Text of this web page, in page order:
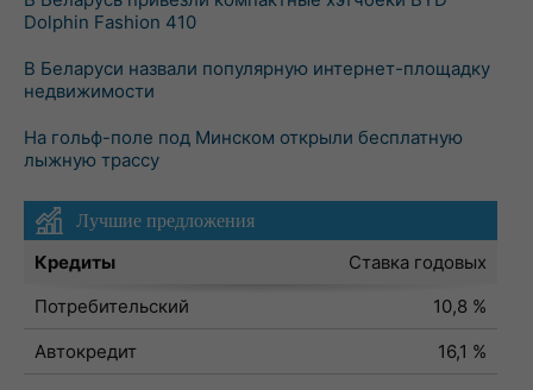
Dolphin Fashion 410
В Беларуси назвали популярную интернет-площадку
недвижимости
На гольф-поле под Минском открыли бесплатную
лыжную трассу
Лучшие предложения
Кредиты
Ставка годовых
Потребительский
10,8 %
Автокредит
16,1 %